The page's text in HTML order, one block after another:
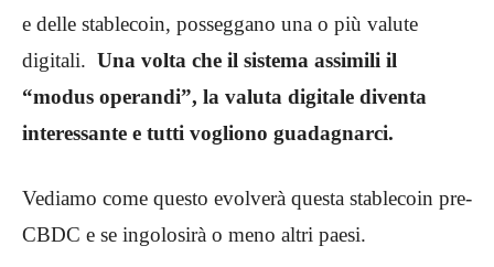
e delle stablecoin, posseggano una o più valute
digitali. Una volta che il sistema assimili il
“modus operandi”, la valuta digitale diventa
interessante e tutti vogliono guadagnarci.
Vediamo come questo evolverà questa stablecoin pre-
CBDC e se ingolosirà o meno altri paesi.